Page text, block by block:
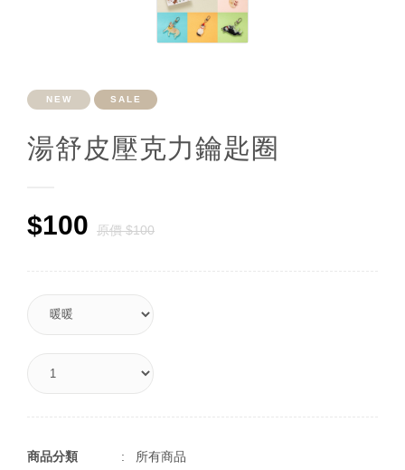
NEW SALE
湯舒皮壓克力鑰匙圈
$100 原價 $100
商品分類 : 所有商品